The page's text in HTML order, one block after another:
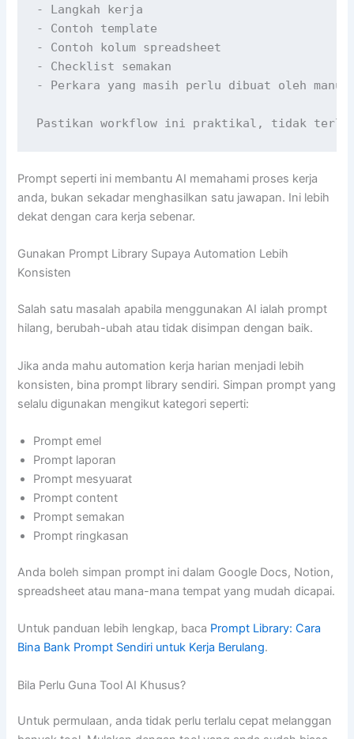
- Langkah kerja
- Contoh template
- Contoh kolum spreadsheet
- Checklist semakan
- Perkara yang masih perlu dibuat oleh
Pastikan workflow ini praktikal, tidak
Prompt seperti ini membantu AI memahami proses kerja
anda, bukan sekadar menghasilkan satu jawapan. Ini lebih
dekat dengan cara kerja sebenar.
Gunakan Prompt Library Supaya Automation Lebih
Konsisten
Salah satu masalah apabila menggunakan AI ialah prompt
hilang, berubah-ubah atau tidak disimpan dengan baik.
Jika anda mahu automation kerja harian menjadi lebih
konsisten, bina prompt library sendiri. Simpan prompt yang
selalu digunakan mengikut kategori seperti:
Prompt emel
Prompt laporan
Prompt mesyuarat
Prompt content
Prompt semakan
Prompt ringkasan
Anda boleh simpan prompt ini dalam Google Docs, Notion,
spreadsheet atau mana-mana tempat yang mudah dicapai.
Untuk panduan lebih lengkap, baca Prompt Library: Cara
Bina Bank Prompt Sendiri untuk Kerja Berulang.
Bila Perlu Guna Tool AI Khusus?
Untuk permulaan, anda tidak perlu terlalu cepat melanggan